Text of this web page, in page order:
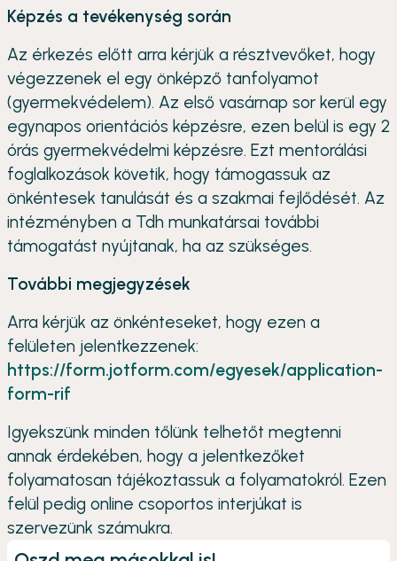
Képzés a tevékenység során
Az érkezés előtt arra kérjük a résztvevőket, hogy
végezzenek el egy önképző tanfolyamot
(gyermekvédelem). Az első vasárnap sor kerül egy
egynapos orientációs képzésre, ezen belül is egy 2
órás gyermekvédelmi képzésre. Ezt mentorálási
foglalkozások követik, hogy támogassuk az
önkéntesek tanulását és a szakmai fejlődését. Az
intézményben a Tdh munkatársai további
támogatást nyújtanak, ha az szükséges.
További megjegyzések
Arra kérjük az önkénteseket, hogy ezen a
felületen jelentkezzenek:
https://form.jotform.com/egyesek/application-
form-rif
Igyekszünk minden tőlünk telhetőt megtenni
annak érdekében, hogy a jelentkezőket
folyamatosan tájékoztassuk a folyamatokról. Ezen
felül pedig online csoportos interjúkat is
szervezünk számukra.